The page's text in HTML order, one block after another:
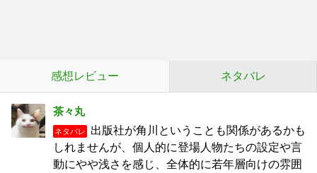
感想レビュー ネタバレ
茶々丸
ネタバレ
出版社が角川ということも関係があるかも
しれませんが、個人的に登場人物たちの設定や言
動にやや浅さを感じ、全体的に若年層向けの雰囲